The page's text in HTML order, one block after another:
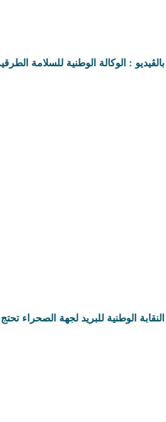
بالڤيديو : الوكالة الوطنية للسلامة
النقابة الوطنية للبريد لجهة الصحراء